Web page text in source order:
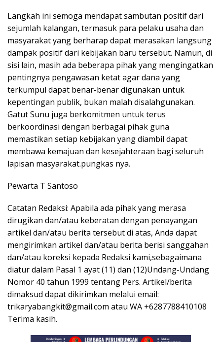
Langkah ini semoga mendapat sambutan positif dari
sejumlah kalangan, termasuk para pelaku usaha dan
masyarakat yang berharap dapat merasakan langsung
dampak positif dari kebijakan baru tersebut. Namun, di
sisi lain, masih ada beberapa pihak yang mengingatkan
pentingnya pengawasan ketat agar dana yang
terkumpul dapat benar-benar digunakan untuk
kepentingan publik, bukan malah disalahgunakan.
Gatut Sunu juga berkomitmen untuk terus
berkoordinasi dengan berbagai pihak guna
memastikan setiap kebijakan yang diambil dapat
membawa kemajuan dan kesejahteraan bagi seluruh
lapisan masyarakat.pungkas nya.
Pewarta T Santoso
Catatan Redaksi: Apabila ada pihak yang merasa
dirugikan dan/atau keberatan dengan penayangan
artikel dan/atau berita tersebut di atas, Anda dapat
mengirimkan artikel dan/atau berita berisi sanggahan
dan/atau koreksi kepada Redaksi kami,sebagaimana
diatur dalam Pasal 1 ayat (11) dan (12)Undang-Undang
Nomor 40 tahun 1999 tentang Pers. Artikel/berita
dimaksud dapat dikirimkan melalui email:
trikaryabangkit@gmail.com atau WA +6287788410108
Terima kasih.